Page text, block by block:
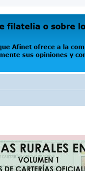
universal para que